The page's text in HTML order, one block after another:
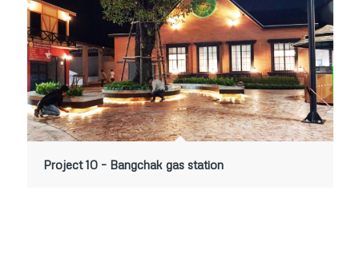
Project 10 – Bangchak gas station